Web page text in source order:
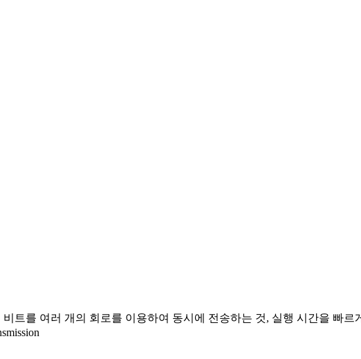
트를 여러 개의 회로를 이용하여 동시에 전송하는 것, 실행 시간을 빠